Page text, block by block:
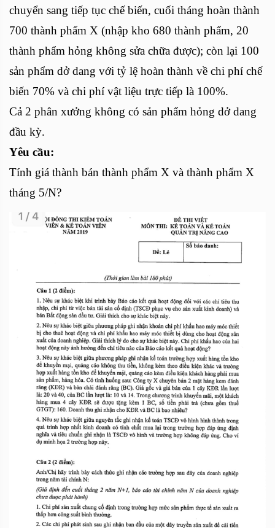
chuyển sang tiếp tục chế biến, cuối tháng hoàn thành
700 thành phẩm X (nhập kho 680 thành phẩm, 20
thành phẩm hỏng không sửa chữa được); còn lại 100
sản phẩm dở dang với tỷ lệ hoàn thành về chi phí chế
biến 70% và chi phí vật liệu trực tiếp là 100%.
Cả 2 phân xưởng không có sản phẩm hỏng dở dang
đầu kỳ.
Yêu cầu:
Tính giá thành bán thành phẩm X và thành phẩm X
tháng 5/N?